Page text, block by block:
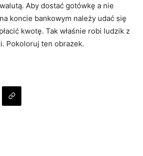
Aby dostać gotówkę a nie
koncie bankowym należy udać się
kwotę. Tak właśnie robi ludzik z
Pokoloruj ten obrazek.